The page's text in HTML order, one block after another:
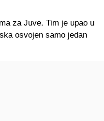
za Juve. Tim je upao u
osvojen samo jedan